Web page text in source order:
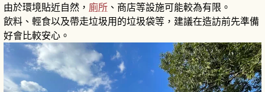
由於環境貼近自然， 廁所 、商店等設施可能較為有限。
飲料、輕食以及帶走垃圾用的垃圾袋等，建議在造訪前先準備
好會比較安心。